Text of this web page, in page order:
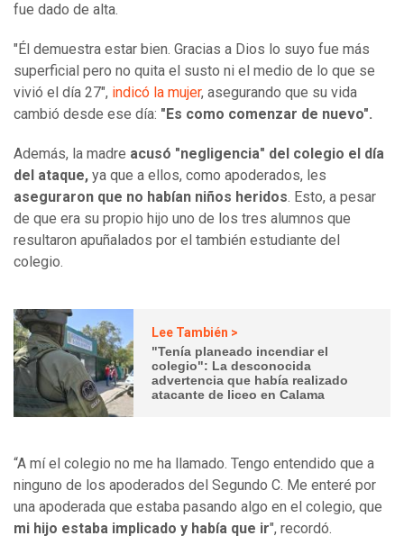
fue dado de alta.
"Él demuestra estar bien. Gracias a Dios lo suyo fue más
superficial pero no quita el susto ni el medio de lo que se
vivió el día 27", indicó la mujer, asegurando que su vida
cambió desde ese día: "Es como comenzar de nuevo".
Además, la madre acusó "negligencia" del colegio el día
del ataque, ya que a ellos, como apoderados, les
aseguraron que no habían niños heridos. Esto, a pesar
de que era su propio hijo uno de los tres alumnos que
resultaron apuñalados por el también estudiante del
colegio.
Lee También >
"Tenía planeado incendiar el
colegio": La desconocida
advertencia que había realizado
atacante de liceo en Calama
“A mí el colegio no me ha llamado. Tengo entendido que a
ninguno de los apoderados del Segundo C. Me enteré por
una apoderada que estaba pasando algo en el colegio, que
mi hijo estaba implicado y había que ir", recordó.